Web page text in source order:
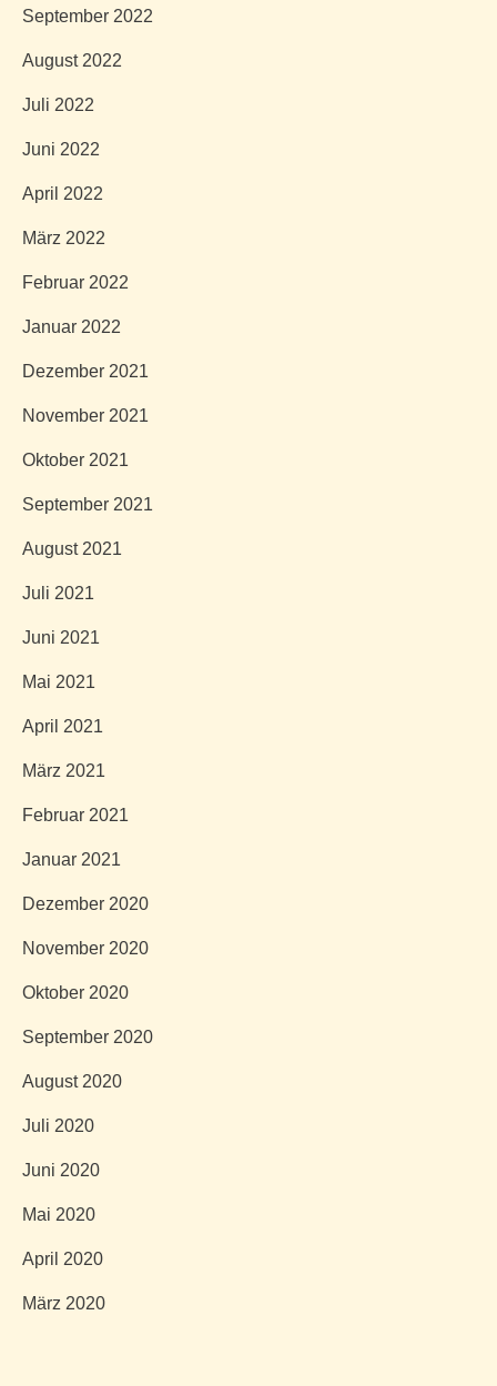
September 2022
August 2022
Juli 2022
Juni 2022
April 2022
März 2022
Februar 2022
Januar 2022
Dezember 2021
November 2021
Oktober 2021
September 2021
August 2021
Juli 2021
Juni 2021
Mai 2021
April 2021
März 2021
Februar 2021
Januar 2021
Dezember 2020
November 2020
Oktober 2020
September 2020
August 2020
Juli 2020
Juni 2020
Mai 2020
April 2020
März 2020